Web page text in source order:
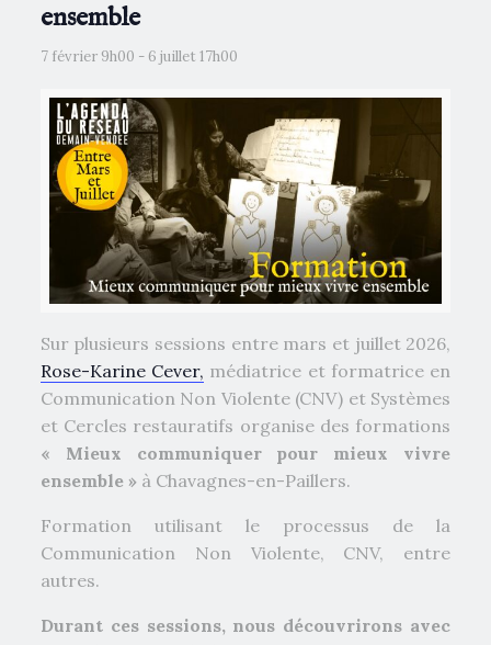
ensemble
7 février 9h00 - 6 juillet 17h00
Sur plusieurs sessions entre mars et juillet 2026,
Rose-Karine Cever, médiatrice et formatrice en
Communication Non Violente (CNV) et Systèmes
et Cercles restauratifs organise des formations
« Mieux communiquer pour mieux vivre
ensemble » à Chavagnes-en-Paillers.
Formation utilisant le processus de la
Communication Non Violente, CNV, entre
autres.
Durant ces sessions, nous découvrirons avec